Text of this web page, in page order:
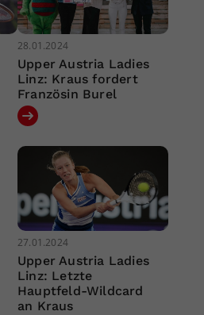
28.01.2024
Upper Austria Ladies
Linz: Kraus fordert
Französin Burel
27.01.2024
Upper Austria Ladies
Linz: Letzte
Hauptfeld-Wildcard
an Kraus